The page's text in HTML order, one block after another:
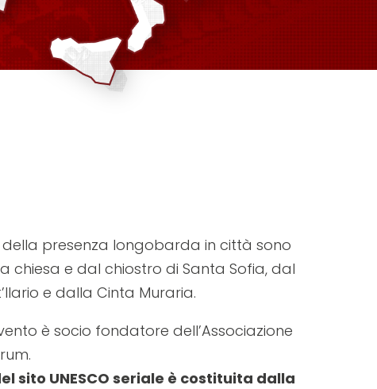
della presenza longobarda in città sono
chiesa e dal chiostro di Santa Sofia, dal
e dalla Cinta Muraria.
è socio fondatore dell’Associazione
sito UNESCO seriale è costituita dalla